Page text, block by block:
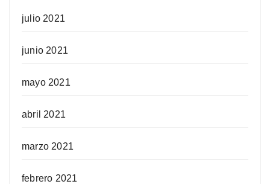
julio 2021
junio 2021
mayo 2021
abril 2021
marzo 2021
febrero 2021